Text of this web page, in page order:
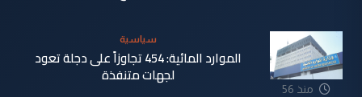
منذ 56
سياسية
الموارد المائية: 454 تجاوزاً على دجلة تعود
لجهات متنفذة